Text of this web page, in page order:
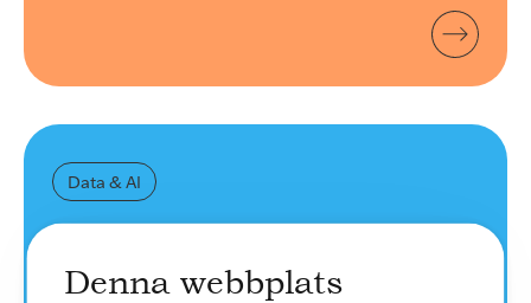
Denna webbplats
modernisera sina digitala ekosystem. Vi satte
Data & AI
framgångsrikimplementering av